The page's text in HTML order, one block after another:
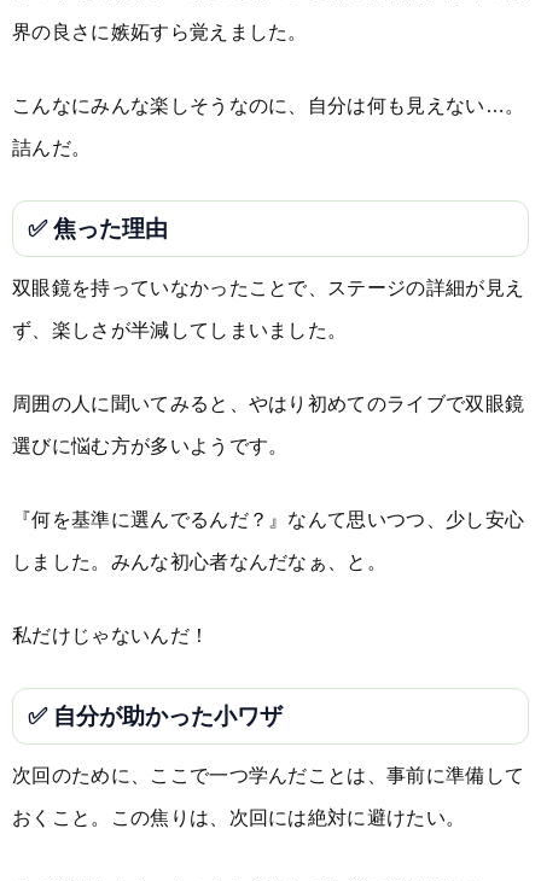
界の良さに嫉妬すら覚えました。
こんなにみんな楽しそうなのに、自分は何も見えない…。
詰んだ。
✅ 焦った理由
双眼鏡を持っていなかったことで、ステージの詳細が見え
ず、楽しさが半減してしまいました。
周囲の人に聞いてみると、やはり初めてのライブで双眼鏡
選びに悩む方が多いようです。
『何を基準に選んでるんだ？』なんて思いつつ、少し安心
しました。みんな初心者なんだなぁ、と。
私だけじゃないんだ！
✅ 自分が助かった小ワザ
次回のために、ここで一つ学んだことは、事前に準備して
おくこと。この焦りは、次回には絶対に避けたい。